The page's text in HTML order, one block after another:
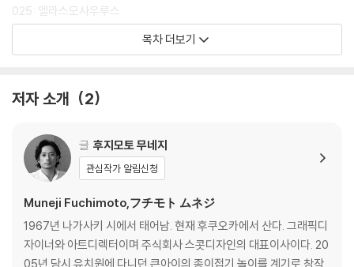
025: 엘라스모사우루스
029: 이구아노돈
047: 암모나이트
058: 맘모스
064: 스피노사우루스
070: 트리케라톱스
078: 티라노사우루스
084: 어드벤처 트럭
090: 드래곤
099: 페가수스
목차 더보기
저자 소개 2
글 후지모토 무네지
관심작가 알림신청
Muneji Fuchimoto,フチモト ムネジ
1967년 나가사키 시에서 태어남. 현재 후쿠오카에서 산다. 그래픽디
자이너와 아트디렉터이며 주식회사 스콧디자인의 대표이사이다. 20
05년 당시 유치원에 다니던 큰아이의 종이접기 놀이를 계기로 창작